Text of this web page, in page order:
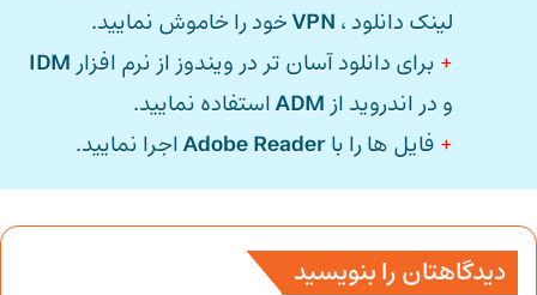
لینک دانلود ، VPNخود را خاموش نمایید.
+ برای دانلود آسان تر در ویندوز از نرم افزار IDM
و در اندروید از ADMاستفاده نمایید.
+ فایل ها را باAdobe Readerاجرا نمایید.
دیدگاهتان را بنویسید